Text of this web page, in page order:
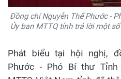
Đồng chí Nguyễn Thế Phước -
Ủy ban MTTQ tỉnh trả lời một
Phát biểu tại hội nghị,
Phước - Phó Bí thư Tỉnh